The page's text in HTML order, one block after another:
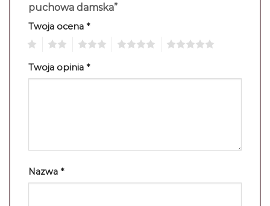
puchowa damska”
Twoja ocena *
Twoja opinia *
Nazwa *